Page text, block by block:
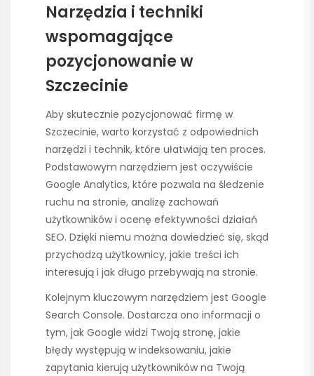
Narzędzia i techniki
wspomagające
pozycjonowanie w
Szczecinie
Aby skutecznie pozycjonować firmę w
Szczecinie, warto korzystać z odpowiednich
narzędzi i technik, które ułatwiają ten proces.
Podstawowym narzędziem jest oczywiście
Google Analytics, które pozwala na śledzenie
ruchu na stronie, analizę zachowań
użytkowników i ocenę efektywności działań
SEO. Dzięki niemu można dowiedzieć się, skąd
przychodzą użytkownicy, jakie treści ich
interesują i jak długo przebywają na stronie.
Kolejnym kluczowym narzędziem jest Google
Search Console. Dostarcza ono informacji o
tym, jak Google widzi Twoją stronę, jakie
błędy występują w indeksowaniu, jakie
zapytania kierują użytkowników na Twoją